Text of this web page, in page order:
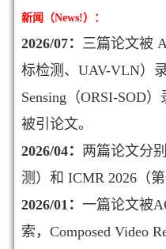
新闻（News!） ：
2026/07：
三篇论文被
标检测、UAV-VLN）
Sensing（ORSI-SOD
被引论文。
2026/04： 两篇论文分
测）和 ICMR 2026（
2026/01： 一篇论文被
索，Composed Video